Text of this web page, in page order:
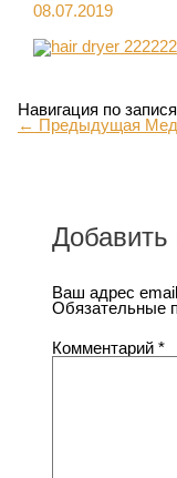
08.07.2019
Навигация по
← Предыдущая
Добавить
Ваш адрес
Обязательные
Комментарий*